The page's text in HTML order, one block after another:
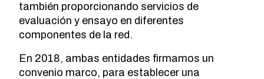
también proporcionando servicios de
evaluación y ensayo en diferentes
componentes de la red.
En 2018, ambas entidades firmamos un
convenio marco, para establecer una